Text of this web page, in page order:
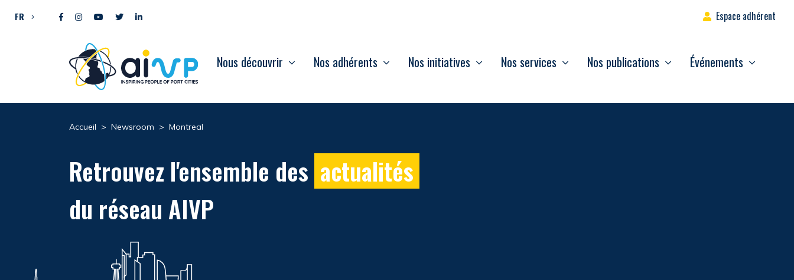
FR Espace adhérent
Nous découvrir Nos adhérents Nos initiatives Nos services Nos publications Événements
Accueil > Newsroom > Montreal
Retrouvez l'ensemble des actualités
du réseau AIVP